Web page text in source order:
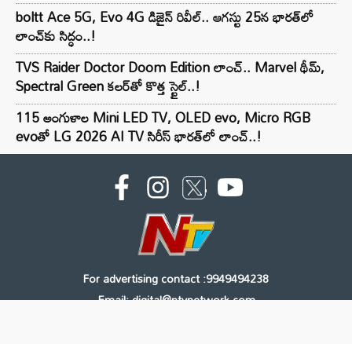
boltt Ace 5G, Evo 4G డిజైన్ రివీల్.. ఆగస్టు 25న భారత్‌లో
లాంచ్‌కు సిద్ధం..!
TVS Raider Doctor Doom Edition లాంచ్.. Marvel థీమ్,
Spectral Green కలర్‌తో కొత్త స్టైల్..!
115 అంగుళాల Mini LED TV, OLED evo, Micro RGB
evoతో LG 2026 AI TV సిరీస్ భారత్‌లో లాంచ్..!
For advertising contact :9949494238
Email: digital@ntvnetwork.com